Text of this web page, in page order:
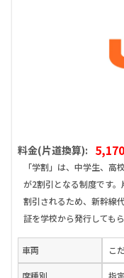
料金(片道換算):
「学割」は、中学生、
が2割引となる制度です
割引されるため、新幹線
証を学校から発行しても
車両 こ
席種別 指